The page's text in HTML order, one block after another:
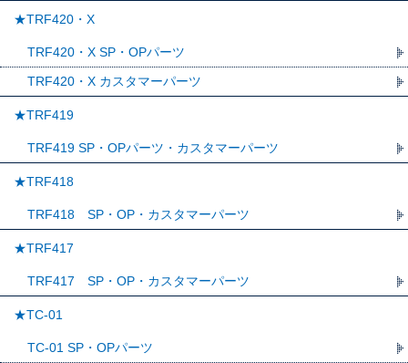
★TRF420・X
TRF420・X SP・OPパーツ
TRF420・X カスタマーパーツ
★TRF419
TRF419 SP・OPパーツ・カスタマーパーツ
★TRF418
TRF418 SP・OP・カスタマーパーツ
★TRF417
TRF417 SP・OP・カスタマーパーツ
★TC-01
TC-01 SP・OPパーツ